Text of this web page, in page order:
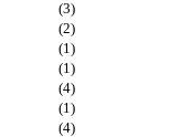
(3)
(2)
(1)
(1)
(4)
(1)
(4)